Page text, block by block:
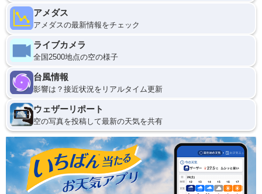
アメダス
アメダスの最新情報をチェック
ライブカメラ
全国2500地点の空の様子
台風情報
影響は？接近状況をリアルタイム更新
ウェザーリポート
空の写真を投稿して最新の天気を共有